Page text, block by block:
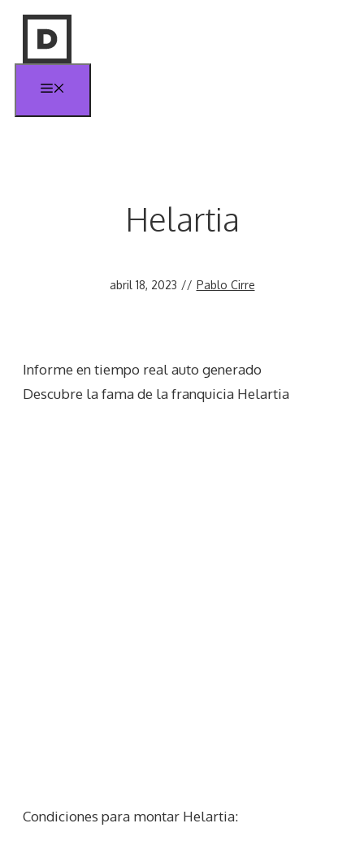
Saltar
contenido
Helartia
abril 18, 2023 // Pablo Cirre
Informe en tiempo real auto generado
Descubre la fama de la franquicia Helartia
Condiciones para montar Helartia: